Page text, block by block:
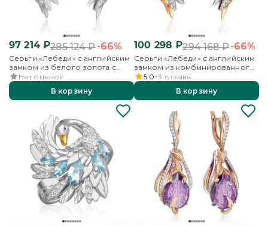
97 214₽285 124₽-66%
Серьги «Лебеди» с английским
замком из белого золота с
топазами и бесцветными
топазами
Нет оценок
В корзину
100 298 ₽294 168₽-66%
Серьги «Лебеди» с английским
замком из комбинированного
золота с топазами и
бесцветными топазами
5.0 3 отзыва
В корзину